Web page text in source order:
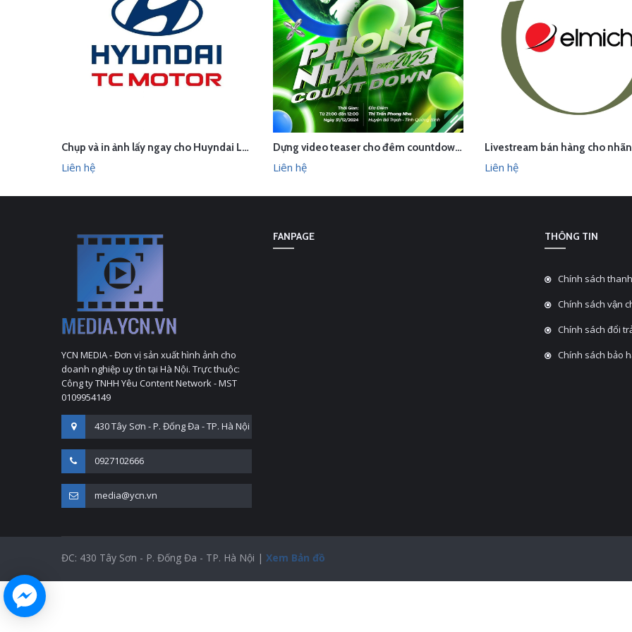
LIÊN HỆ XEM NHANH
Chụp và in ảnh lấy ngay cho Huyndai Lam Kinh
Liên hệ
LIÊN HỆ XEM NHANH
Dựng video teaser cho đêm countdown tại Phong Nha - Quảng Bình
Liên hệ
LIÊN HỆ XEM
Liên hệ
YCN MEDIA - Đơn vị sản xuất hình ảnh cho
doanh nghiệp uy tín tại Hà Nội. Trực thuộc:
Công ty TNHH Yêu Content Network - MST
0109954149
430 Tây Sơn - P. Đống Đa - TP. Hà Nội
0927102666
media@ycn.vn
FANPAGE THÔNG TIN
Chính sách
Chính sách vận
Chính sách đổi
Chính sách bảo
ĐC: 430 Tây Sơn - P. Đống Đa - TP. Hà Nội | Xem Bản đồ